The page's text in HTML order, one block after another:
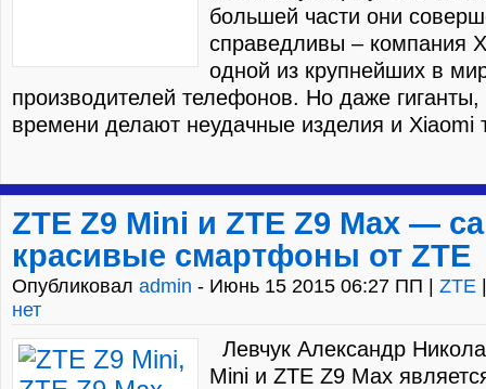
большей части они
справедливы – компания
одной из крупнейших в
производителей телефонов. Но даже
времени делают неудачные изделия и Xiaomi
ZTE Z9 Mini и ZTE Z9 Max —
красивые смартфоны от ZTE
Опубликовал admin - Июнь 15 2015 06:27 ПП | ZTE
нет
Левчук Александр
Mini и ZTE Z9 Max